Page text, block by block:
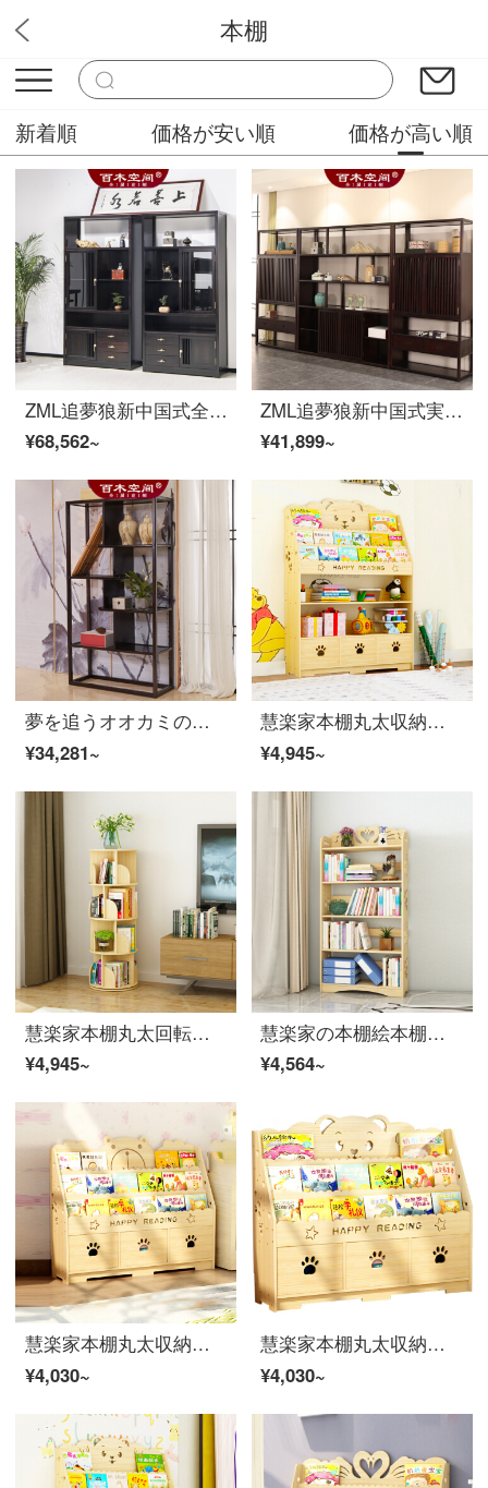
面白い家具
本棚
新着順 価格が安い順 価格が高い順
ZML追夢狼新中国式全木黄金檀書棚現代簡易書斎家具収納棚棚ガラス戸付きオーダーメイド書棚（烏金木単一）
¥68,562~
ZML追夢狼新中国式実木棚現代簡素禅意書房茶室多宝閣ラック装飾骨董品棚セット家具全室カスタマイズ本棚中1.8メートル
¥41,899~
夢を追うオオカミの新しい中国式の本当の木の本の棚の近代的な簡単なラク多宝閣の玄関ホールの書斎は棚を飾って注文してこの小屋を注文します。
¥34,281~
慧楽家本棚丸太収納棚着地棚書斎本箱収納棚可愛い熊の三階一メートル幅引き出し棚
¥4,945~
慧楽家本棚丸太回転雑志絵本収納書棚学生書斎シンプル4階棚44
¥4,945~
慧楽家の本棚絵本棚書斎五階の実木書棚が床に落ちています。棚は80幅の白鳥タイプです。
¥4,564~
慧楽家本棚丸太収納棚着地棚松木家の書斎収納棚棚アニメ熊三階バンド幅100 cm
¥4,030~
慧楽家本棚丸太収納棚着地棚松木家書斎収納棚棚可愛い熊三階ベルト100 cm
¥4,030~